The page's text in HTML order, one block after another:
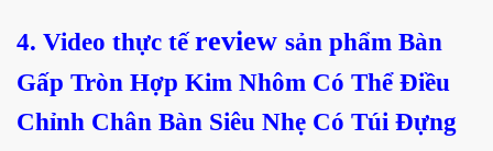
4. Video thực tếreview sản phẩm Bàn
Gấp Tròn Hợp Kim Nhôm Có Thể Điều
Chỉnh Chân Bàn Siêu Nhẹ Có Túi Đựng